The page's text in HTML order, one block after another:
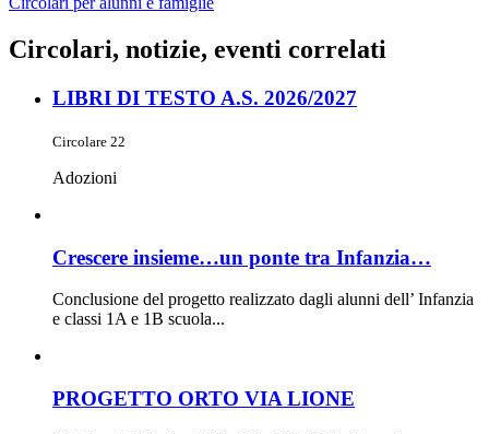
Circolari, notizie, eventi correlati
LIBRI DI TESTO A.S. 2026/2027
Circolare 22
Adozioni
Crescere insieme…un ponte tra Infanzia…
Conclusione del progetto realizzato dagli alunni dell’ Infanzia
e classi 1A e 1B scuola...
PROGETTO ORTO VIA LIONE